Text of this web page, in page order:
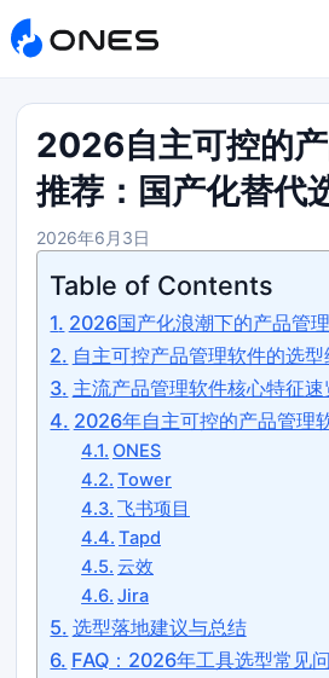
2026自主可控的
推荐：国产化替代
2026年6月3日
Table of Contents
2026国产化浪潮下的产品管
自主可控产品管理软件的选
主流产品管理软件核心特征速
2026年自主可控的产品管理
ONES
Tower
飞书项目
Tapd
云效
Jira
选型落地建议与总结
FAQ：2026年工具选型常见